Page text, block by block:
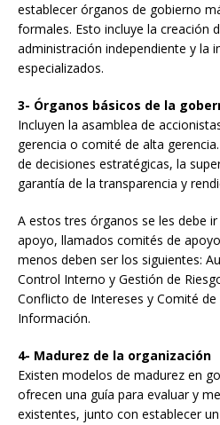
establecer órganos de gobierno
formales. Esto incluye la creación
administración independiente y la
especializados.
3- Órganos básicos de la
Incluyen la asamblea de
gerencia o comité de alta
de decisiones estratégicas, la
garantía de la transparencia y
A estos tres órganos se les debe
apoyo, llamados comités de
menos deben ser los siguientes:
Control Interno y Gestión de
Conflicto de Intereses y Comité de
Información.
4- Madurez de la organización
Existen modelos de madurez en
ofrecen una guía para evaluar y
existentes, junto con establecer